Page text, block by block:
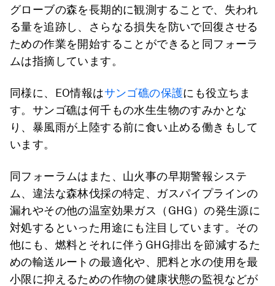
グローブの森を長期的に観測することで、失われ
る量を追跡し、さらなる損失を防いで回復させる
ための作業を開始することができると同フォーラ
ムは指摘しています。
同様に、EO情報はサンゴ礁の保護にも役立ちま
す。サンゴ礁は何千もの水生生物のすみかとな
り、暴風雨が上陸する前に食い止める働きもして
います。
同フォーラムはまた、山火事の早期警報システ
ム、違法な森林伐採の特定、ガスパイプラインの
漏れやその他の温室効果ガス（GHG）の発生源に
対処するといった用途にも注目しています。その
他にも、燃料とそれに伴うGHG排出を節減するた
めの輸送ルートの最適化や、肥料と水の使用を最
小限に抑えるための作物の健康状態の監視などが